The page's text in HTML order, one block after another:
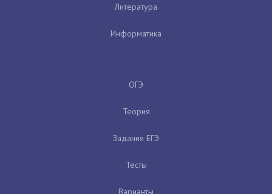
Литература
Информатика
ОГЭ
Теория
Задания ЕГЭ
Тесты
Варианты